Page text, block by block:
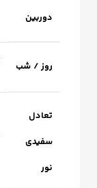
دوربین
روز / شب
تعادل
سفیدی
نور